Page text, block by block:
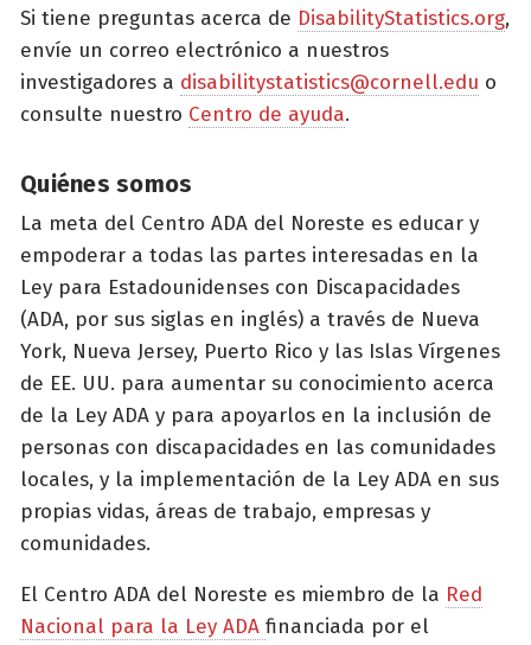
Si tiene preguntas acerca de DisabilityStatistics.org,
envíe un correo electrónico a nuestros
investigadores a disabilitystatistics@cornell.edu o
consulte nuestro Centro de ayuda.
Quiénes somos
La meta del Centro ADA del Noreste es educar y
empoderar a todas las partes interesadas en la
Ley para Estadounidenses con Discapacidades
(ADA, por sus siglas en inglés) a través de Nueva
York, Nueva Jersey, Puerto Rico y las Islas Vírgenes
de EE. UU. para aumentar su conocimiento acerca
de la Ley ADA y para apoyarlos en la inclusión de
personas con discapacidades en las comunidades
locales, y la implementación de la Ley ADA en sus
propias vidas, áreas de trabajo, empresas y
comunidades.
El Centro ADA del Noreste es miembro de la Red
Nacional para la Ley ADA financiada por el